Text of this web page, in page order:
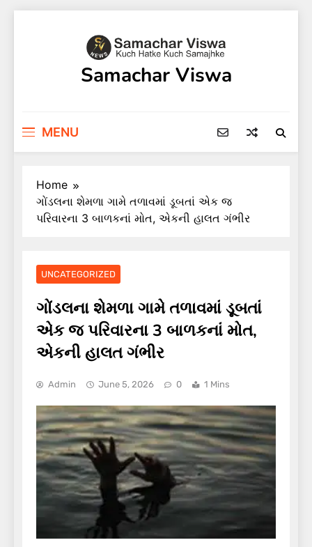
Samachar Viswa
MENU
Home
ગોંડલના શેમળા ગામે તળાવમાં ડૂબતાં એક જ
પરિવારના 3 બાળકનાં મોત, એકની હાલત ગંભીર
UNCATEGORIZED
ગોંડલના શેમળા ગામે તળાવમાં ડૂબતાં
એક જ પરિવારના 3 બાળકનાં મોત,
એકની હાલત ગંભીર
Admin June 5, 2026 0 1 Mins